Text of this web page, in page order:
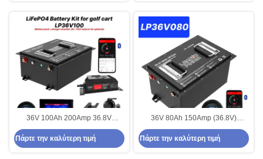
36V 100Ah 200Amp 36.8V
Bluetooth LiFePO4 Lithium Golf
Cart Συσκευή μετατροπής
μπαταρίας
Πάρτε την καλύτερη τιμή
36V 80Ah 150Amp (36.8V)
Bluetooth LiFePO4 Lithium Golf
Cart μπαταρία w/h LCD οθόνη &
Bluetooth
Πάρτε την καλύτερη τιμή